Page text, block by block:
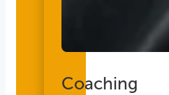
Coaching